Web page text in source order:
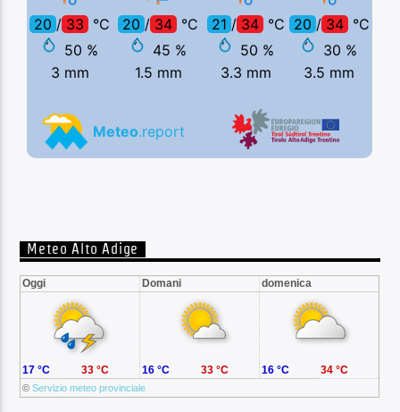
Meteo Alto Adige
Oggi Domani domenica
©Servizio meteo provinciale
17 °C 33 °C 16 °C 33 °C 16 °C 34 °C